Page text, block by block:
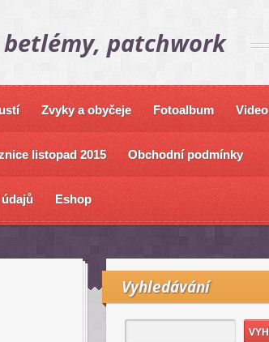
patchwork
Zvyky a obyčeje Fotoalbum Video
listopad 2015 Obchodní podmínky
Eshop
Vyhledávání